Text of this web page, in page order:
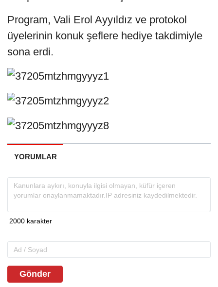
Program, Vali Erol Ayyıldız ve protokol
üyelerinin konuk şeflere hediye takdimiyle
sona erdi.
YORUMLAR
Gönder